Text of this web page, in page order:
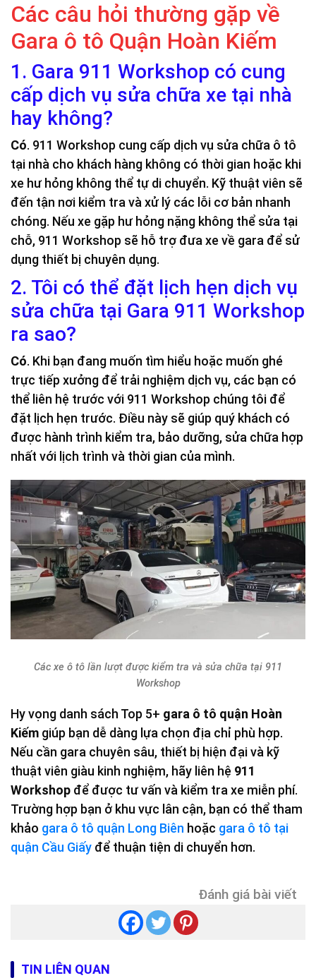
Các câu hỏi thường gặp về
Gara ô tô Quận Hoàn Kiếm
1. Gara 911 Workshop có cung
cấp dịch vụ sửa chữa xe tại nhà
hay không?
Có. 911 Workshop cung cấp dịch vụ sửa chữa ô tô
tại nhà cho khách hàng không có thời gian hoặc khi
xe hư hỏng không thể tự di chuyển. Kỹ thuật viên sẽ
đến tận nơi kiểm tra và xử lý các lỗi cơ bản nhanh
chóng. Nếu xe gặp hư hỏng nặng không thể sửa tại
chỗ, 911 Workshop sẽ hỗ trợ đưa xe về gara để sử
dụng thiết bị chuyên dụng.
2. Tôi có thể đặt lịch hẹn dịch vụ
sửa chữa tại Gara 911 Workshop
ra sao?
Có. Khi bạn đang muốn tìm hiểu hoặc muốn ghé
trực tiếp xưởng để trải nghiệm dịch vụ, các bạn có
thể liên hệ trước với 911 Workshop chúng tôi để
đặt lịch hẹn trước. Điều này sẽ giúp quý khách có
được hành trình kiểm tra, bảo dưỡng, sửa chữa hợp
nhất với lịch trình và thời gian của mình.
Các xe ô tô lần lượt được kiểm tra và sửa chữa tại 911
Workshop
Hy vọng danh sách Top 5+ gara ô tô quận Hoàn
Kiếm giúp bạn dễ dàng lựa chọn địa chỉ phù hợp.
Nếu cần gara chuyên sâu, thiết bị hiện đại và kỹ
thuật viên giàu kinh nghiệm, hãy liên hệ 911
Workshop để được tư vấn và kiểm tra xe miễn phí.
Trường hợp bạn ở khu vực lân cận, bạn có thể tham
khảo gara ô tô quận Long Biên hoặc gara ô tô tại
quận Cầu Giấy để thuận tiện di chuyển hơn.
Đánh giá bài viết
TIN LIÊN QUAN